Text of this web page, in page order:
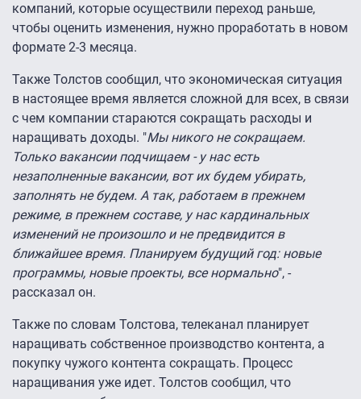
компаний, которые осуществили переход раньше,
чтобы оценить изменения, нужно проработать в новом
формате 2-3 месяца.
Также Толстов сообщил, что экономическая ситуация
в настоящее время является сложной для всех, в связи
с чем компании стараются сокращать расходы и
наращивать доходы. "Мы никого не сокращаем.
Только вакансии подчищаем - у нас есть
незаполненные вакансии, вот их будем убирать,
заполнять не будем. А так, работаем в прежнем
режиме, в прежнем составе, у нас кардинальных
изменений не произошло и не предвидится в
ближайшее время. Планируем будущий год: новые
программы, новые проекты, все нормально", -
рассказал он.
Также по словам Толстова, телеканал планирует
наращивать собственное производство контента, а
покупку чужого контента сокращать. Процесс
наращивания уже идет. Толстов сообщил, что